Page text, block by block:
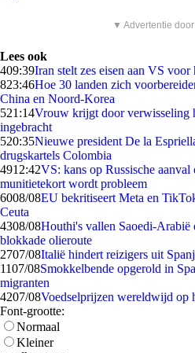
▼ Advertentie
Lees ook
409:39Iran stelt zes eisen aan VS
823:46Hoe 30 landen zich
China en Noord-Korea
521:14Vrouw krijgt door verwisseling
ingebracht
520:35Nieuwe president De la
drugskartels Colombia
4912:42VS: kans op Russische
munitietekort wordt probleem
6008/08EU bekritiseert Meta en
Ceuta
4308/08Houthi's vallen Saoedi-Arabië
blokkade olieroute
2707/08Italië hindert reizigers uit
1107/08Smokkelbende opgerold in
migranten
4207/08Voedselprijzen wereldwijd op
Font-grootte:
Normaal
Kleiner